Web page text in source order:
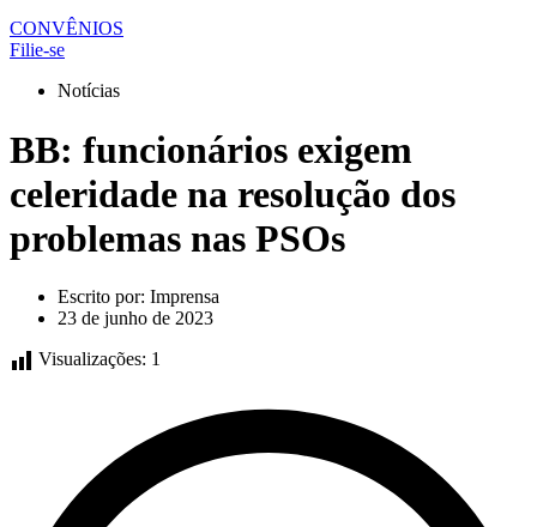
CONVÊNIOS
Filie-se
Notícias
BB: funcionários exigem
celeridade na resolução dos
problemas nas PSOs
Escrito por: Imprensa
23 de junho de 2023
Visualizações: 1